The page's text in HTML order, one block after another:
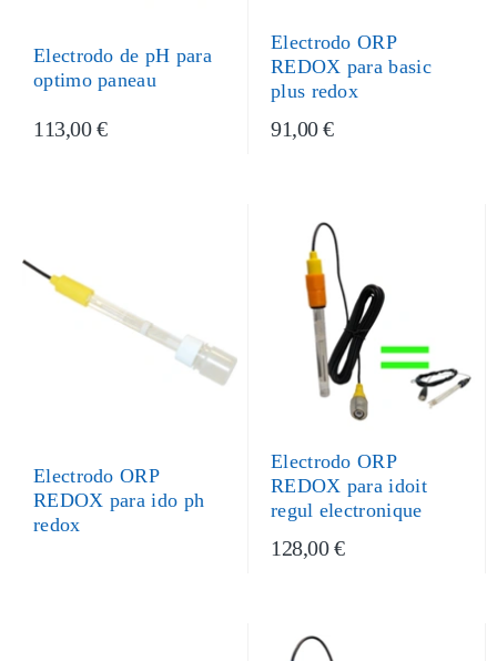
Electrodo de pH para
optimo paneau
113,00 €
Electrodo ORP
REDOX para basic
plus redox
91,00 €
Electrodo ORP
REDOX para ido ph
redox
Electrodo ORP
REDOX para idoit
regul electronique
128,00 €